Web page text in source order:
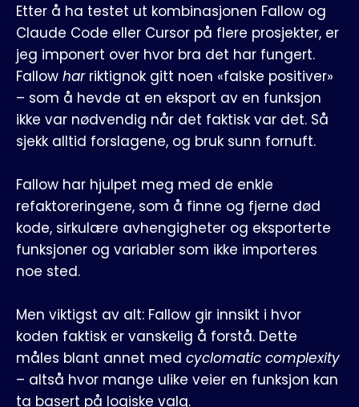
Etter å ha testet ut kombinasjonen Fallow og
Claude Code eller Cursor på flere prosjekter, er
jeg imponert over hvor bra det har fungert.
Fallow harriktignok gitt noen «falske positiver»
– som å hevde at en eksport av en funksjon
ikke var nødvendig når det faktisk var det. Så
sjekk alltid forslagene, og bruk sunn fornuft.
Fallow har hjulpet meg med de enkle
refaktoreringene, som å finne og fjerne død
kode, sirkulære avhengigheter og eksporterte
funksjoner og variabler som ikke importeres
noe sted.
Men viktigst av alt: Fallow gir innsikt i hvor
koden faktisk er vanskelig å forstå. Dette
måles blant annet med cyclomatic complexity
– altså hvor mange ulike veier en funksjon kan
ta basert på logiske valg.